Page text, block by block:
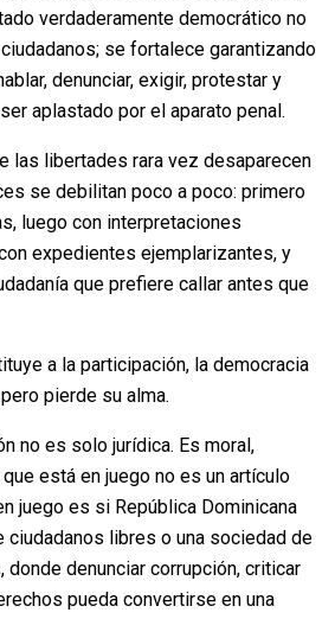
verdaderamente democrático no
se fortalece garantizando
denunciar, exigir, protestar y
aplastado por el aparato penal.
las libertades rara vez desaparecen
se debilitan poco a poco: primero
luego con interpretaciones
expedientes ejemplarizantes, y
que prefiere callar antes que
a la participación, la democracia
pierde su alma.
no es solo jurídica. Es moral,
está en juego no es un artículo
juego es si República Dominicana
ciudadanos libres o una sociedad de
denunciar corrupción, criticar
pueda convertirse en una